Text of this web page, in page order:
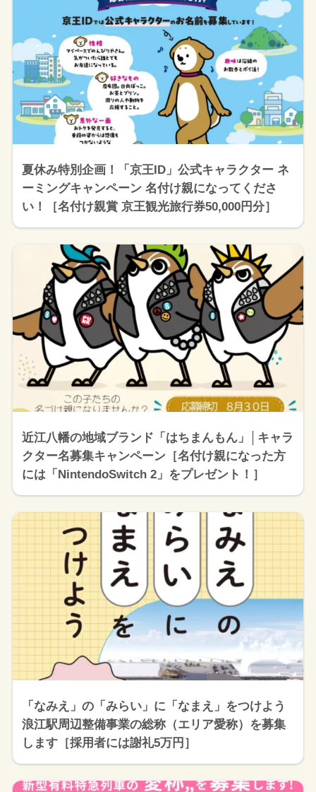
夏休み特別企画！「京王ID」公式キャラクター ネ
ーミングキャンペーン 名付け親になってくださ
い！［名付け親賞 京王観光旅行券50,000円分］
近江八幡の地域ブランド「はちまんもん」│キャラ
クター名募集キャンペーン［名付け親になった方
には「NintendoSwitch 2」をプレゼント！］
「なみえ」の「みらい」に「なまえ」をつけよう
浪江駅周辺整備事業の総称（エリア愛称）を募集
します［採用者には謝礼5万円］